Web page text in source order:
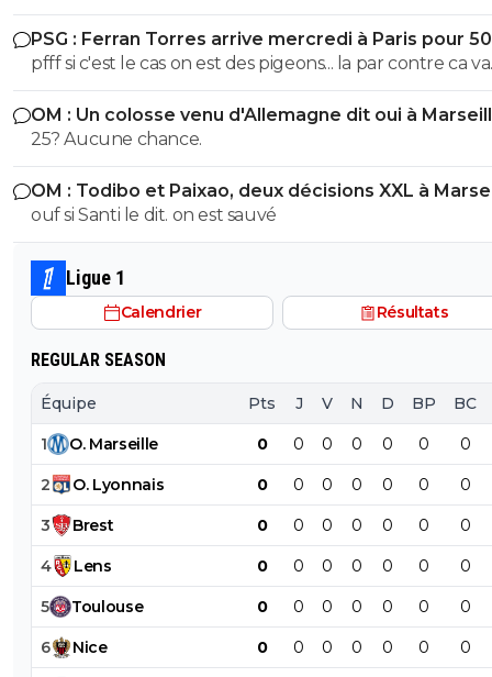
l'épaule en juin 2025 avec l'EDF et ça a pourri sa 1ere
de saison. Espérons que ça colle cette fois ci
PSG : Ferran Torres arrive mercredi à Paris pour
pfff si c'est le cas on est des pigeons... la par contre ca va
choquer personne ? On galere a mettre 10M de plus sur
Godts tout le monde m'explique "gneuh gneuh c'est
normal on veut pas surpayer" alors qu'on joue les
10M pres. Mais un mec remplacant au Barca dans la derniere
année de son contrat et qui a flop a city, mettre 50M
eux ils otn eu Adeymi pour 29M on va vouloir me faire
la pillule que c'est bien ? et allez vous faire foutre C'est
Kroupi Jr qu'il fallait putain !
OM : Un colosse venu d'Allemagne dit oui à
25? Aucune chance.
OM : Todibo et Paixao, deux décisions XXL à
ouf si Santi le dit. on est sauvé
Ligue 1
Calendrier Résultats
REGULAR SEASON
Équipe Pts J V N D BP BC
1 O. Marseille 0 0 0 0 0 0 0
2 O. Lyonnais 0 0 0 0 0 0 0
3 Brest 0 0 0 0 0 0 0
4 Lens 0 0 0 0 0 0 0
5 Toulouse 0 0 0 0 0 0 0
6 Nice 0 0 0 0 0 0 0